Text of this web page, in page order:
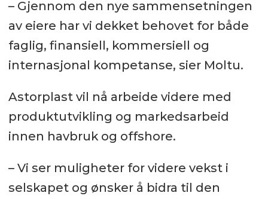
– Gjennom den nye sammensetningen
av eiere har vi dekket behovet for både
faglig, finansiell, kommersiell og
internasjonal kompetanse, sier Moltu.
Astorplast vil nå arbeide videre med
produktutvikling og markedsarbeid
innen havbruk og offshore.
– Vi ser muligheter for videre vekst i
selskapet og ønsker å bidra til den